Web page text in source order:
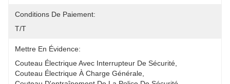
Conditions De Paiement:
T/T
Mettre En Évidence:
Couteau Électrique Avec Interrupteur De Sécurité
Couteau Électrique À Charge Générale